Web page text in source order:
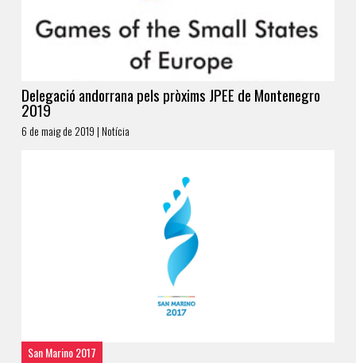
Delegació andorrana pels pròxims JPEE de Montenegro
2019
6 de maig de 2019 | Notícia
San Marino 2017